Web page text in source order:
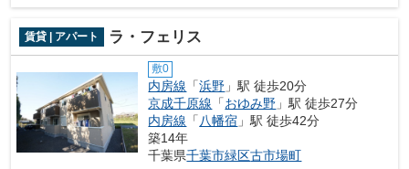
賃貸 | アパート ラ・フェリス
敷0
内房線 「浜野 」駅 徒歩20分
京成千原線 「おゆみ野 」駅 徒歩27分
内房線 「 八幡宿 」駅 徒歩42分
築14年
千葉県千葉市緑区古市場町